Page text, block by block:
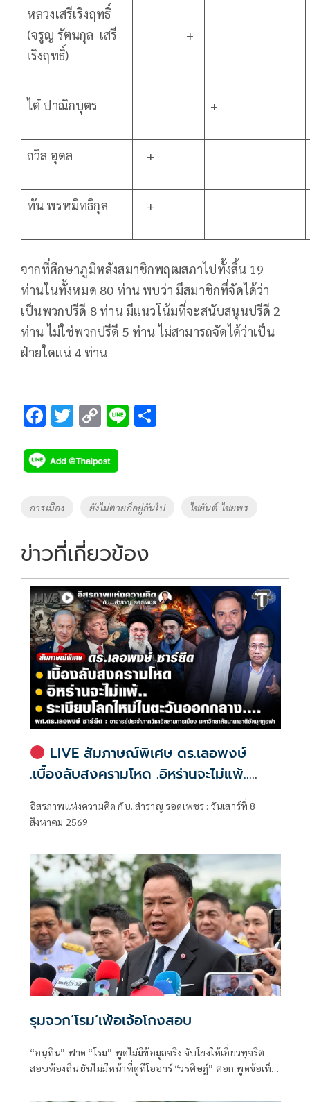
หลวงเสรีเริงฤทธิ์
(จรูญ รัตนกุล เสรี
เริงฤทธิ์)
+
ไต๋ ปาณิกบุตร +
ถวิล อุดล +
ทัน พรหมิทธิกุล +
จากที่ศึกษาภูมิหลังสมาชิกพฤฒสภาไปทั้งสิ้น 19
ท่านในทั้งหมด 80 ท่าน พบว่า มีสมาชิกที่จัดได้ว่า
เป็นพวกปรีดี 8 ท่าน มีแนวโน้มที่จะสนับสนุนปรีดี 2
ท่าน ไม่ใช่พวกปรีดี 5 ท่าน ไม่สามารถจัดได้ว่าเป็น
ฝ่ายใดแน่ 4 ท่าน
F
e
b
o
k
T
tt
er
C
p
y
Li
k
Li
Tags
การเมือง ยังไม่ตายก็อยู่กันไป ไชยันต์-ไชยพร
ข่าวที่เกี่ยวข้อง
LIVE สัมภาษณ์พิเศษ ดร.เลอพงษ์
.เบื้องลับสงครามโหด .อิหร่านจะไม่แพ้..
อิสรภาพแห่งความคิด กับ..สำราญ รอด
อิสรภาพแห่งความคิด กับ..สำราญ รอดเพชร : วันเสาร์ที่ 8
สิงหาคม 2569
รุมจวก‘โรม’เพ้อเจ้อโกงสอบ
“อนุทิน” ฟาด “โรม” พูดไม่มีข้อมูลจริง จับโยงให้เอี่ยวทุจริต
สอบท้องถิ่น ยันไม่มีหน้าที่ดูทีโออาร์ “วรศิษฎ์” ตอก พูดข้อเท็จ